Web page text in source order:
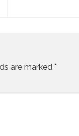
are marked *